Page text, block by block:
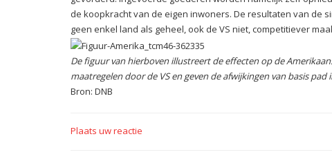
de koopkracht van de eigen inwoners. De resultaten van de
geen enkel land als geheel, ook de VS niet, competitiever
De figuur van hierboven illustreert de effecten op de
maatregelen door de VS en geven de afwijkingen van basis pad
Bron: DNB
Plaats uw reactie